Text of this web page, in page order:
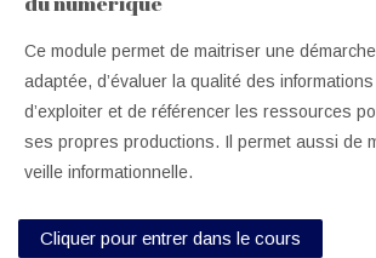
Ce module permet de maitriser une
adaptée, d’évaluer la qualité des
d’exploiter et de référencer les ressources
ses propres productions. Il permet aussi de
veille informationnelle.
Cliquer pour entrer dans le cours